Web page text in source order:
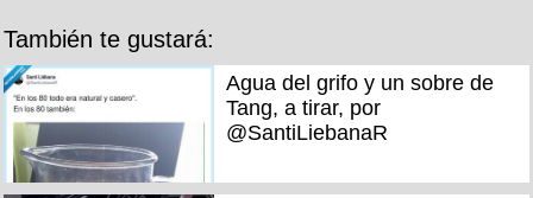
También te gustará:
Agua del grifo y un sobre de
Tang, a tirar, por
@SantiLiebanaR